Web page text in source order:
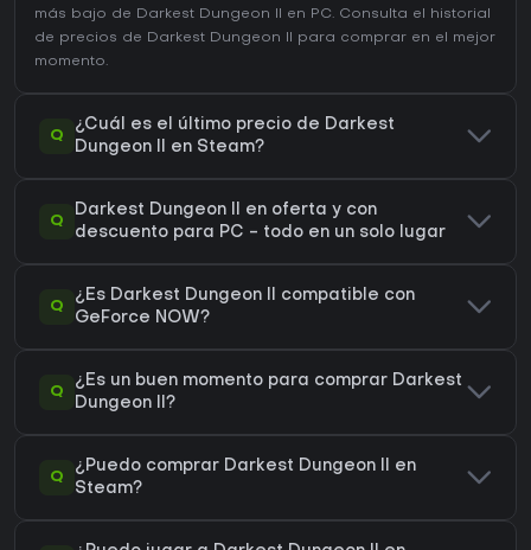
más bajo de Darkest Dungeon II en PC. Consulta el
historial
de precios de Darkest Dungeon II
para comprar en el mejor
momento.
Q
¿Cuál es el último precio de Darkest
Dungeon II en Steam?
Q
Darkest Dungeon II en oferta y con
descuento para PC - todo en un solo lugar
Q
¿Es Darkest Dungeon II compatible con
GeForce NOW?
Q
¿Es un buen momento para comprar Darkest
Dungeon II?
Q
¿Puedo comprar Darkest Dungeon II en
Steam?